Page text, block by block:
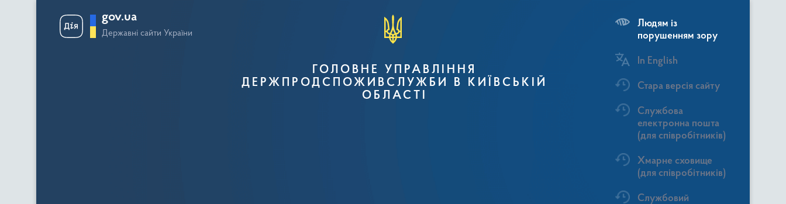
gov.ua
Державні сайти України
ГОЛОВНЕ УПРАВЛІННЯ
ДЕРЖПРОДСПОЖИВСЛУЖБИ В КИЇВСЬКІЙ
ОБЛАСТІ
Людям із
порушенням зору
In English
Стара версія сайту
Службова
електронна пошта
(для співробітників)
Хмарне сховище
(для співробітників)
Службовий